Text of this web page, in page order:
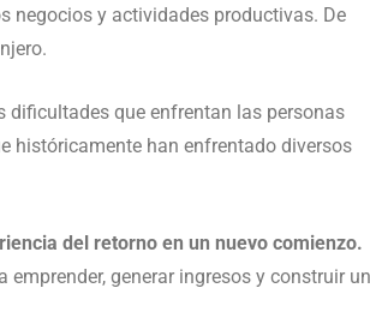
negocios y actividades productivas. De
dificultades que enfrentan las personas
históricamente han enfrentado diversos
del retorno en un nuevo comienzo.
generar ingresos y construir un